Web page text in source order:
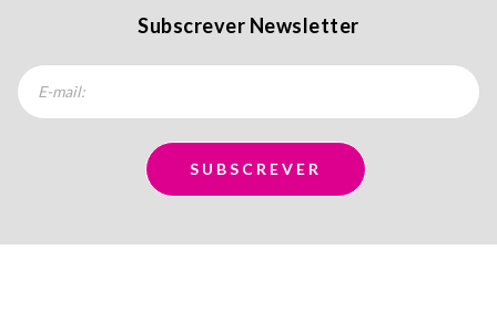
Subscrever Newsletter